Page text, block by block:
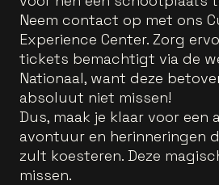
Neem contact op met ons
Experience Center. Zorg
tickets bemachtigt via de
Nationaal, want deze
absoluut niet missen!
Dus, maak je klaar voor een
avontuur en herinneringen
zult koesteren. Deze
missen.